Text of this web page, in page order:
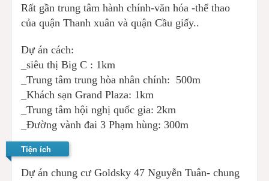
Rất gần trung tâm hành chính-văn hóa -thể thao
của quận Thanh xuân và quận Cầu giấy..
Dự án cách:
_siêu thị Big C : 1km
_Trung tâm trung hòa nhân chính: 500m
_Khách sạn Grand Plaza: 1km
_Trung tâm hội nghị quốc gia: 2km
_Đường vành đai 3 Phạm hùng: 300m
Tiện ích
Dự án chung cư Goldsky 47 Nguyễn Tuân- chung